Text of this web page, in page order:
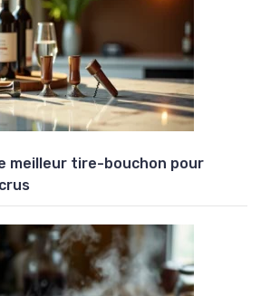
meilleur tire-bouchon pour